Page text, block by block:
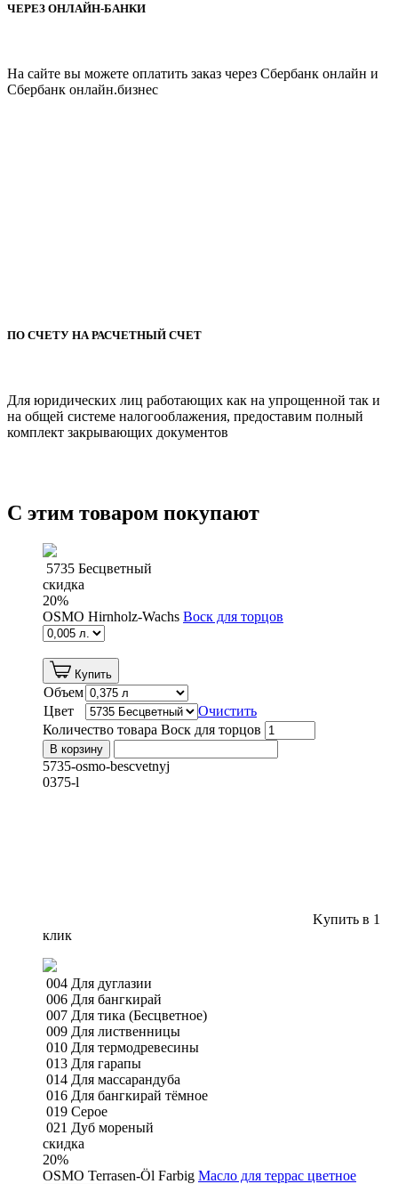
ЧЕРЕЗ ОНЛАЙН-БАНКИ
На сайте вы можете оплатить заказ через Cбербанк онлайн и
Сбербанк онлайн.бизнес
ПО СЧЕТУ НА РАСЧЕТНЫЙ СЧЕТ
Для юридических лиц работающих как на упрощенной так и
на общей системе налогооблажения, предоставим полный
комплект закрывающих документов
С этим товаром покупают
5735 Бесцветный
скидка
20%
OSMO Hirnholz-Wachs Воск для торцов
Купить
Объем
Цвет
Очистить
Количество товара Воск для торцов
В корзину
5735-osmo-bescvetnyj
0375-l
Kупить в 1
клик
004 Для дуглазии
006 Для бангкирай
007 Для тика (Бесцветное)
009 Для лиственницы
010 Для термодревесины
013 Для гарапы
014 Для массарандуба
016 Для бангкирай тёмное
019 Cерое
021 Дуб мореный
скидка
20%
OSMO Terrasen-Öl Farbig Масло для террас цветное